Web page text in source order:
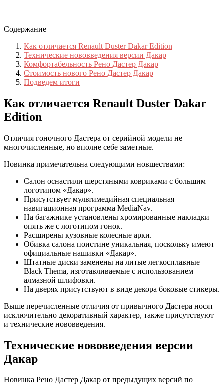
Содержание
Как отличается Renault Duster Dakar Edition
Технические нововведения версии Дакар
Комфортабельность Рено Дастер Дакар
Стоимость нового Рено Дастер Дакар
Подведем итоги
Как отличается Renault Duster Dakar
Edition
Отличия гоночного Дастера от серийной модели не
многочисленные, но вполне себе заметные.
Новинка примечательна следующими новшествами:
Салон оснастили шерстяными ковриками с большим
логотипом «Дакар».
Присутствует мультимедийная специальная
навигационная программа MediaNav.
На багажнике установлены хромированные накладки
опять же с логотипом гонок.
Расширены кузовные колесные арки.
Обивка салона поистине уникальная, поскольку имеют
официальные нашивки «Дакар».
Штатные диски заменены на литые легкосплавные
Black Thema, изготавливаемые с использованием
алмазной шлифовки.
На дверях присутствуют в виде декора боковые стикеры.
Выше перечисленные отличия от привычного Дастера носят
исключительно декоративный характер, также присутствуют
и технические нововведения.
Технические нововведения версии
Дакар
Новинка Рено Дастер Дакар от предыдущих версий по